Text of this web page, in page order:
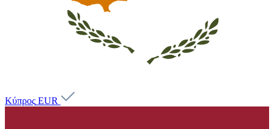
Κύπρος EUR